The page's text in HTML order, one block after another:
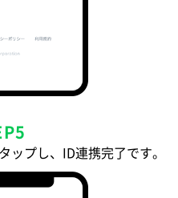
ップし、ID連携完了です。